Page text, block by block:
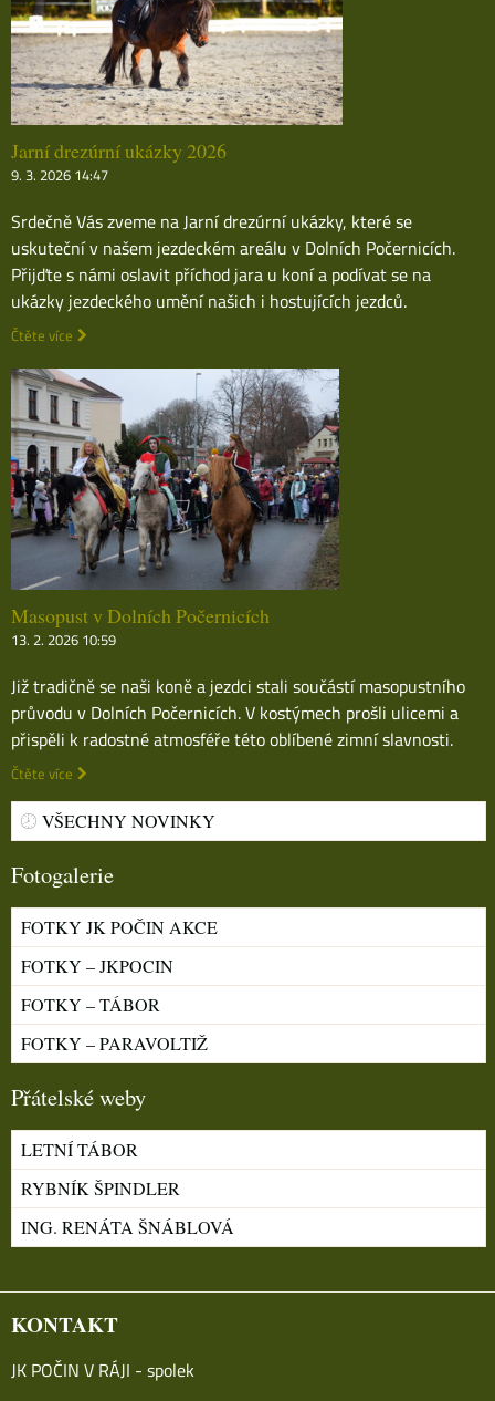
Jarní drezúrní ukázky 2026
9. 3. 2026 14:47
Srdečně Vás zveme na Jarní drezúrní ukázky, které se
uskuteční v našem jezdeckém areálu v Dolních Počernicích.
Přijďte s námi oslavit příchod jara u koní a podívat se na
ukázky jezdeckého umění našich i hostujících jezdců.
Čtěte více
Masopust v Dolních Počernicích
13. 2. 2026 10:59
Již tradičně se naši koně a jezdci stali součástí masopustního
průvodu v Dolních Počernicích. V kostýmech prošli ulicemi a
přispěli k radostné atmosféře této oblíbené zimní slavnosti.
Čtěte více
VŠECHNY NOVINKY
Fotogalerie
FOTKY JK POČIN AKCE
FOTKY – JKPOCIN
FOTKY – TÁBOR
FOTKY – PARAVOLTIŽ
Přátelské weby
LETNÍ TÁBOR
RYBNÍK ŠPINDLER
ING. RENÁTA ŠNÁBLOVÁ
KONTAKT
JK POČIN V RÁJI - spolek